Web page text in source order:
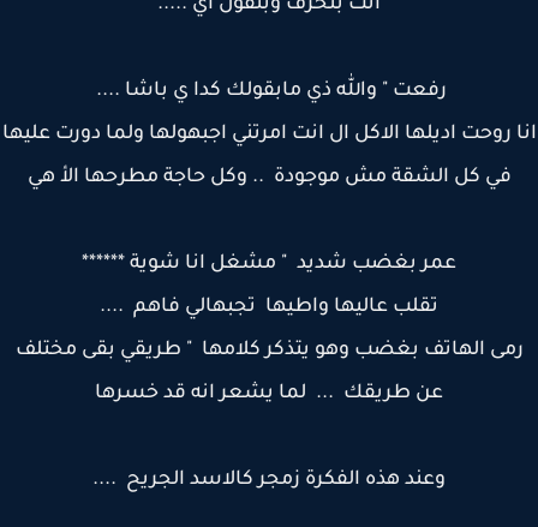
انت بتخرف وبتقول اي .....
رفعت " والله ذي مابقولك كدا ي باشا ....
روحت اديلها الاكل ال انت امرتني اجبهولها ولما دورت عليها
في كل الشقة مش موجودة .. وكل حاجة مطرحها الأ هي
عمر بغضب شديد " مشغل انا شوية ******
تقلب عاليها واطيها تجبهالي فاهم ....
الهاتف بغضب وهو يتذكر كلامها " طريقي بقى مختلف
عن طريقك ... لما يشعر انه قد خسرها
وعند هذه الفكرة زمجر كالاسد الجريح ....